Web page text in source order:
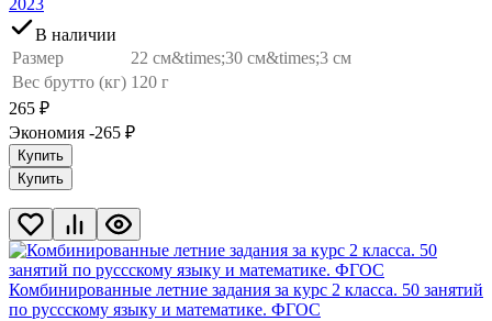
2023
В наличии
Размер
22 см&times;30 см&times;3 см
Вес брутто (кг) 120 г
265 ₽
Экономия -265 ₽
Купить
Купить
Комбинированные летние задания за курс 2 класса. 50 занятий
по руссскому языку и математике. ФГОС